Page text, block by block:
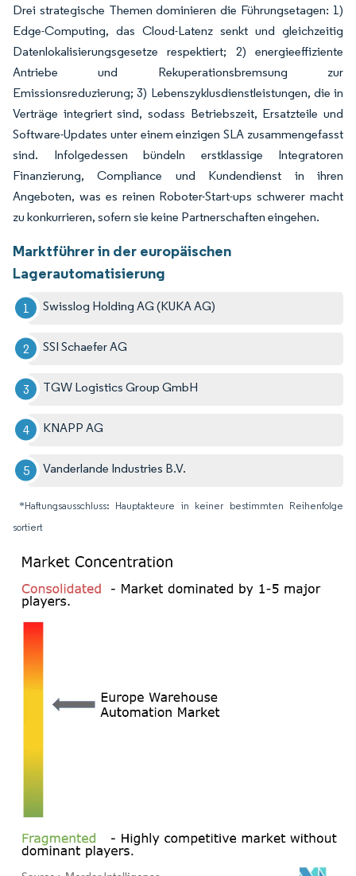
Drei strategische Themen dominieren die Führungsetagen: 1)
Edge-Computing, das Cloud-Latenz senkt und gleichzeitig
Datenlokalisierungsgesetze respektiert; 2) energieeffiziente
Antriebe und Rekuperationsbremsung zur
Emissionsreduzierung; 3) Lebenszyklusdienstleistungen, die in
Verträge integriert sind, sodass Betriebszeit, Ersatzteile und
Software-Updates unter einem einzigen SLA zusammengefasst
sind. Infolgedessen bündeln erstklassige Integratoren
Finanzierung, Compliance und Kundendienst in ihren
Angeboten, was es reinen Roboter-Start-ups schwerer macht
zu konkurrieren, sofern sie keine Partnerschaften eingehen.
Marktführer in der europäischen
Lagerautomatisierung
Swisslog Holding AG (KUKA AG)
SSI Schaefer AG
TGW Logistics Group GmbH
KNAPP AG
Vanderlande Industries B.V.
*Haftungsausschluss: Hauptakteure in keiner bestimmten Reihenfolge
sortiert